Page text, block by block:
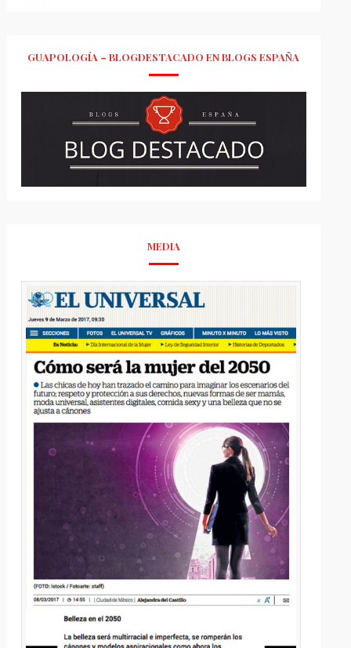
GUAPOLOGÍA – BLOGDESTACADO EN BLOGS ESPAÑA
MEDIA